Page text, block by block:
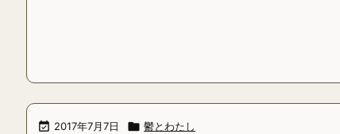
 2017年7月7日  鬱とわたし